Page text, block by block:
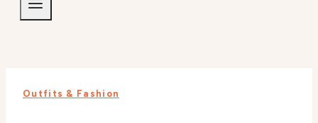
Outfits & Fashion